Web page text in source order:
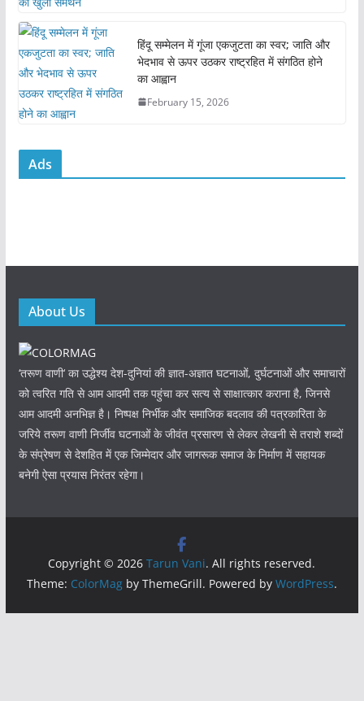
हिंदू सम्मेलन में गूंजा एकजुटता का स्वर; जाति और
भेदभाव से ऊपर उठकर राष्ट्रहित में संगठित होने
का आह्वान
February 15, 2026
Ads
About Us
‘तरूण वाणी‘ का उद्धेश्य देश-दुनियां की ज्ञात-अज्ञात घटनाओं, दुर्घटनाओं और समाचारों
को त्वरित गति से आम आदमी तक पहुंचा कर सत्य से साक्षात्कार कराना है, जिनसे
आम आदमी अनभिज्ञ है। निष्पक्ष निर्भीक और समाजिक बदलाव की पत्रकारिता के
जरिये तरूण वाणी निर्जीव घटनाओं के जीवंत प्रसारण से लेकर लेखनी से तराशे शब्दों
के संप्रेषण से देशहित में एक जिम्मेदार और जागरूक समाज के निर्माण में सहायक
बनेगी ऐसा प्रयास निरंतर रहेगा।
Copyright © 2026Tarun Vani. All rights reserved.
Theme: ColorMagby ThemeGrill. Powered by WordPress.